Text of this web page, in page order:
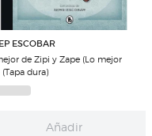
ESCOBAR
de Zipi y Zape (Lo mejor
de...) (Tapa dura)
Añadir